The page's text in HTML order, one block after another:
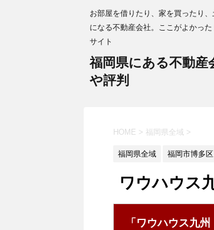
お部屋を借りたり、家を買ったり
になる不動産会社。ここがよかっ
サイト
福岡県にある不動産
や評判
HOME > 福岡県全域 >
福岡県全域 福岡市博多区
ワウハウス
「ワウハウス九